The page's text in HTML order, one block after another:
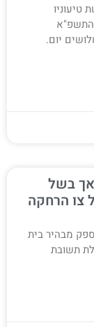
התשפ"א
שלושים יום.
אך בשל
צו הרחקה
מבהיר בית
תשובת